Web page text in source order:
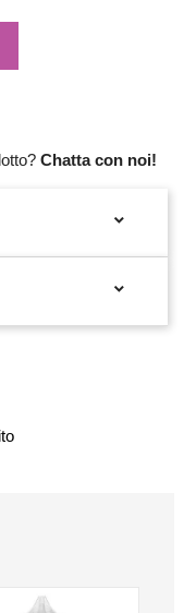
Chatta con noi!

